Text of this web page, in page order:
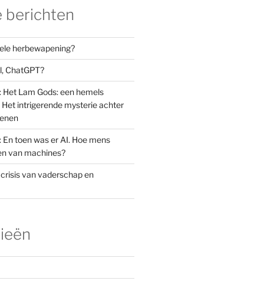
berichten
herbewapening?
ChatGPT?
Lam Gods: een hemels
intrigerende mysterie achter
toen was er AI. Hoe mens
van machines?
crisis van vaderschap en